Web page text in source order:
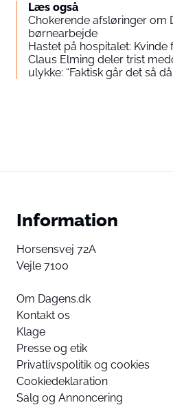
Læs også
Chokerende afsløringer om
børnearbejde
Hastet på hospitalet:
Claus Elming deler trist
ulykke: “Faktisk går det så
Information
Horsensvej 72A
Vejle 7100
Om Dagens.dk
Kontakt os
Klage
Presse og etik
Privatlivspolitik og cookies
Cookiedeklaration
Salg og Annoncering